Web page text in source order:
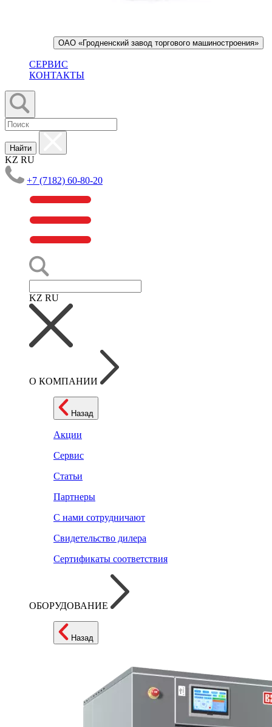
ОАО «Гродненский завод торгового машиностроения»
СЕРВИС
КОНТАКТЫ
Найти
KZ RU
+7 (7182) 60-80-20
KZ RU
О КОМПАНИИ
Назад
Акции
Сервис
Статьи
Партнеры
С нами сотрудничают
Свидетельство дилера
Сертификаты соответствия
ОБОРУДОВАНИЕ
Назад